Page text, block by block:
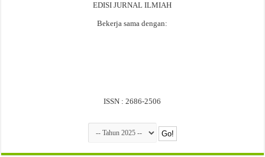
EDISI JURNAL ILMIAH
Bekerja sama dengan:
ISSN : 2686-2506